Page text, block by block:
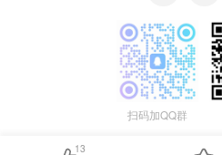
扫码加QQ群
13